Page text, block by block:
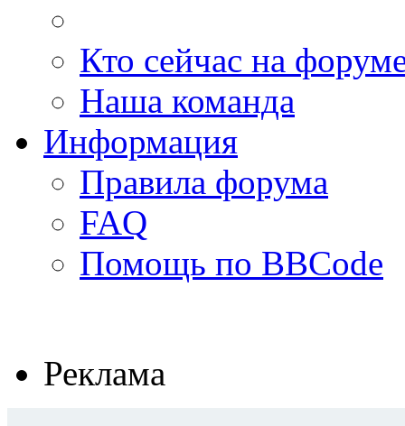
Кто сейчас на
Наша команда
Информация
Правила форума
FAQ
Помощь по BBCode
Реклама